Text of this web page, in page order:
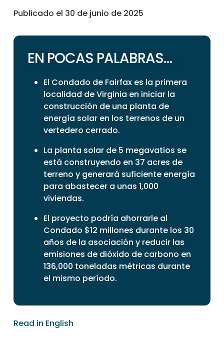
Publicado el 30 de junio de 2025
EN POCAS PALABRAS…
El Condado de Fairfax es la primera
localidad de Virginia en iniciar la
construcción de una planta de
energía solar en los terrenos de un
vertedero cerrado.
La planta solar de 5 megavatios se
está construyendo en 37 acres de
terreno y generará suficiente energía
para abastecer a unas 1,000
viviendas.
El proyecto podría ahorrarle al
Condado $12 millones durante los 30
años de la asociación y reducir las
emisiones de dióxido de carbono en
136,000 toneladas métricas durante
el mismo período.
Read in English